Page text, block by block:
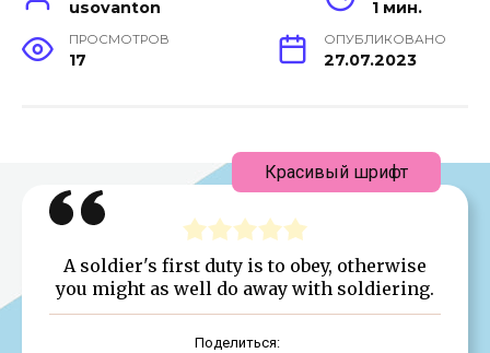
usovanton 1 мин.
ПРОСМОТРОВ
17
ОПУБЛИКОВАНО
27.07.2023
A soldier's first duty is to obey, otherwise
you might as well do away with soldiering.
Поделиться:
Красивый шрифт